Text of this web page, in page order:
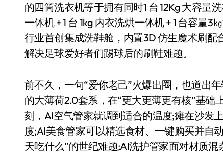
的四筒洗衣机等于拥有同时1 台 12Kg 大容量
一体机 + 1 台 1kg 内衣洗烘一体机 + 1 台容量
行业首创集成洗鞋舱，内置3D 仿生魔术刷
解决足球爱好者们踢球后的刷鞋难题。
前不久，一句“爱你老己”火爆出圈，也道出
的大薄荷2.0套系，在“更大更薄更有核”基
刻，AI空气管家就调到适合的温度;瘫在沙发
度;AI美食管家可以精选食材、一键购买并自
天吃什么”的世纪难题;AI洗护管家面对材质混
电视